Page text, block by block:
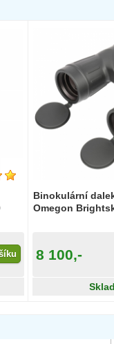
Binokulární
Omegon
8 100,-